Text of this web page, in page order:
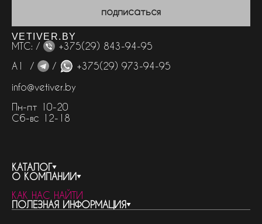
подписаться
VETIVER.BY
МТС: /
+375(29) 843-94-95
А1 /
/
+375(29) 973-94-95
info@vetiver.by
Пн-пт 10-20
Сб-вс 12-18
КАТАЛОГ
весь каталог
бренды
женская парфюмерия
О КОМПАНИИ
контакты
о компании
КАК НАС НАЙТИ
ПОЛЕЗНАЯ ИНФОРМАЦИЯ